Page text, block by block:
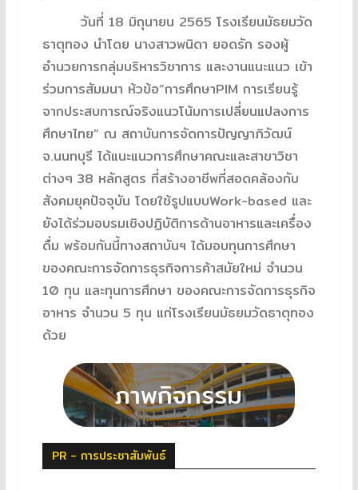
วันที่ 18 มิถุนายน 2565 โรงเรียนมัธยมวัด
ธาตุทอง นำโดย นางสาวพนิดา ยอดรัก รองผู้
อำนวยการกลุ่มบริหารวิชาการ และงานแนะแนว เข้า
ร่วมการสัมมนา ห้วข้อ”การศึกษาPIM การเรียนรู้
จากประสบการณ์จริงแนวโน้มการเปลี่ยนแปลงการ
ศึกษาไทย” ณ สถาบันการจัดการปัญญาภิวัฒน์
จ.นนทบุรี ได้แนะแนวการศึกษาคณะและสาขาวิชา
ต่างๆ 38 หลักสูตร ที่สร้างอาชีพที่สอดคล้องกับ
สังคมยุคปัจจุบัน โดยใช้รูปแบบWork-based และ
ยังได้ร่วมอบรมเชิงปฏิบัติการด้านอาหารและเครื่อง
ดื่ม พร้อมกันนี้ทางสถาบันฯ ได้มอบทุนการศึกษา
ของคณะการจัดการธุรกิจการค้าสมัยใหม่ จำนวน
10 ทุน และทุนการศึกษา ของคณะการจัดการธุรกิจ
อาหาร จำนวน 5 ทุน แก่โรงเรียนมัธยมวัดธาตุทอง
ด้วย
PR - การประชาสัมพันธ์